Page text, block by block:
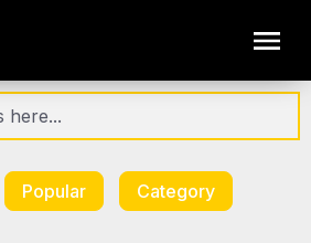
Popular Category